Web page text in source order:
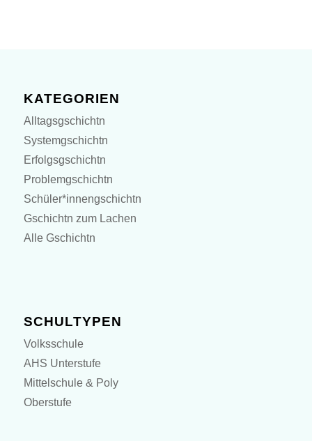
KATEGORIEN
Alltagsgschichtn
Systemgschichtn
Erfolgsgschichtn
Problemgschichtn
Schüler*innengschichtn
Gschichtn zum Lachen
Alle Gschichtn
SCHULTYPEN
Volksschule
AHS Unterstufe
Mittelschule & Poly
Oberstufe